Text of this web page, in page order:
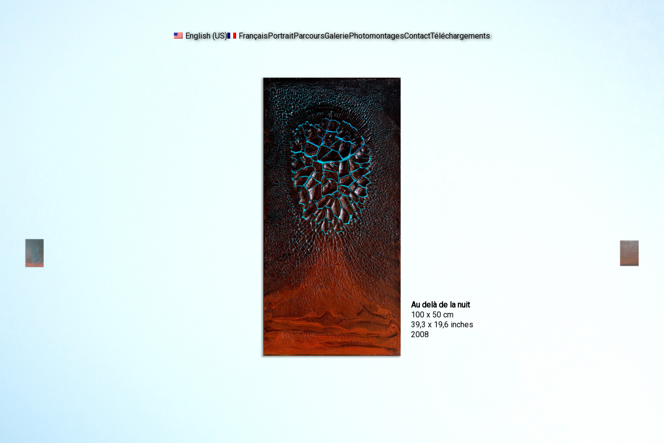
English (US) FrançaisPortraitParcoursGaleriePhotomontagesContactTéléchargements
Au delà de la nuit
100 x 50 cm
39,3 x 19,6 inches
2008